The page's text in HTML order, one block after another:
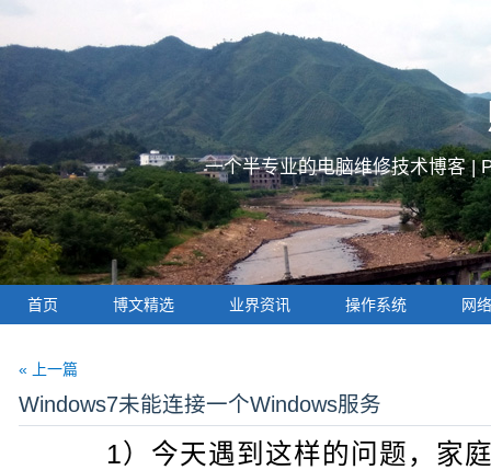
一个半专业的电脑维修技术博客 |
首页 博文精选 业界资讯 操作系统 网
« 上一篇
Windows7未能连接一个Windows服务
1）今天遇到这样的问题，家庭